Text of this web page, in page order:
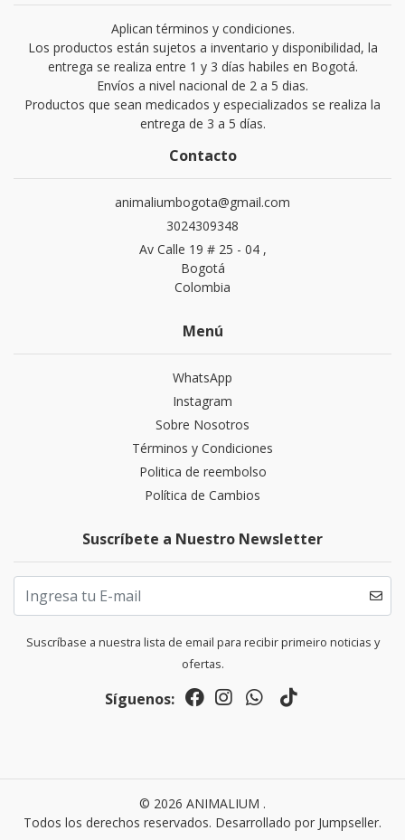
Aplican términos y condiciones.
Los productos están sujetos a inventario y disponibilidad, la
entrega se realiza entre 1 y 3 días habiles en Bogotá.
Envíos a nivel nacional de 2 a 5 dias.
Productos que sean medicados y especializados se realiza la
entrega de 3 a 5 días.
Contacto
animaliumbogota@gmail.com
3024309348
Av Calle 19 # 25 - 04 ,
Bogotá
Colombia
Menú
WhatsApp
Instagram
Sobre Nosotros
Términos y Condiciones
Politica de reembolso
Política de Cambios
Suscríbete a Nuestro Newsletter
Suscríbase a nuestra lista de email para recibir primeiro noticias y
ofertas.
Síguenos:
© 2026 ANIMALIUM .
Todos los derechos reservados. Desarrollado por Jumpseller.